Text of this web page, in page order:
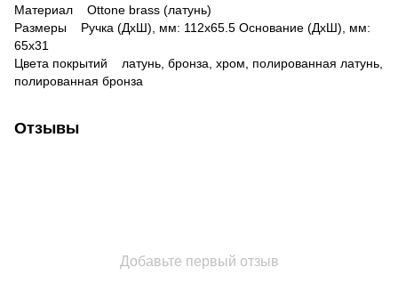
Материал Оttone brass (латунь)
Размеры Ручка (ДхШ), мм: 112х65.5 Основание (ДхШ), мм:
65х31
Цвета покрытий латунь, бронза, хром, полированная латунь,
полированная бронза
Отзывы
Добавьте первый отзыв